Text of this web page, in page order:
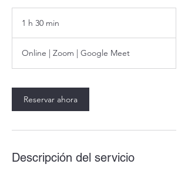
1 h 30 min
0
i
n
Online | Zoom | Google Meet
Reservar ahora
Descripción del servicio